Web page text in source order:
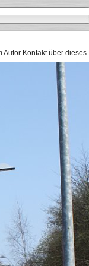
Autor Kontakt über dieses